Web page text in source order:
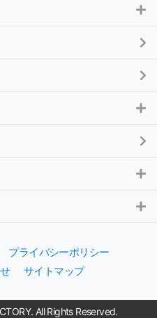
プライバシーポリシー
サイトマップ
All Rights Reserved.